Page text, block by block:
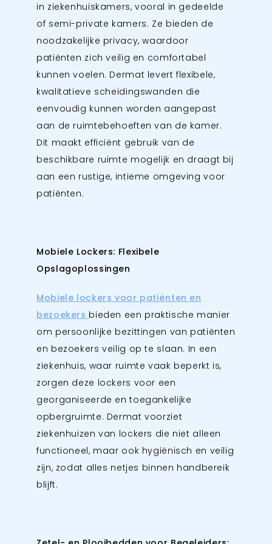
in ziekenhuiskamers, vooral in gedeelde
of semi-private kamers. Ze bieden de
noodzakelijke privacy, waardoor
patiënten zich veilig en comfortabel
kunnen voelen. Dermat levert flexibele,
kwalitatieve scheidingswanden die
eenvoudig kunnen worden aangepast
aan de ruimtebehoeften van de kamer.
Dit maakt efficiënt gebruik van de
beschikbare ruimte mogelijk en draagt bij
aan een rustige, intieme omgeving voor
patiënten.
Mobiele Lockers: Flexibele
Opslagoplossingen
Mobiele lockers voor patiënten en
bezoekers bieden een praktische manier
om persoonlijke bezittingen van patiënten
en bezoekers veilig op te slaan. In een
ziekenhuis, waar ruimte vaak beperkt is,
zorgen deze lockers voor een
georganiseerde en toegankelijke
opbergruimte. Dermat voorziet
ziekenhuizen van lockers die niet alleen
functioneel, maar ook hygiënisch en veilig
zijn, zodat alles netjes binnen handbereik
blijft.